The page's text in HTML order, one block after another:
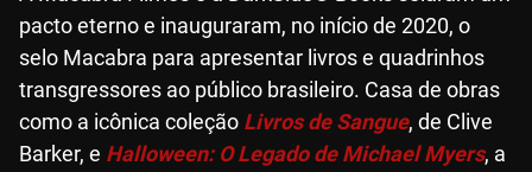
pacto eterno e inauguraram, no início de 2020, o
selo Macabra para apresentar livros e quadrinhos
transgressores ao público brasileiro. Casa de obras
como a icônica coleção Livros de Sangue, de Clive
Barker, e Halloween: O Legado de Michael Myers, a